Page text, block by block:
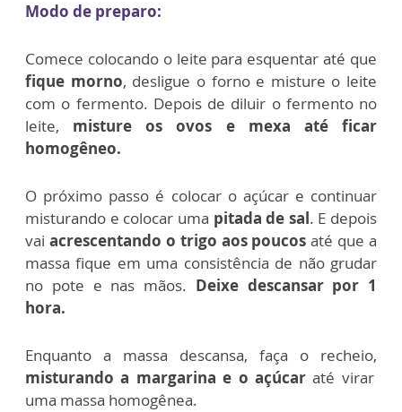
Modo de preparo:
Comece colocando o leite para esquentar até que
fique morno, desligue o forno e misture o leite
com o fermento. Depois de diluir o fermento no
leite, misture os ovos e mexa até ficar
homogêneo.
O próximo passo é colocar o açúcar e continuar
misturando e colocar uma pitada de sal. E depois
vai acrescentando o trigo aos poucosaté que a
massa fique em uma consistência de não grudar
no pote e nas mãos. Deixe descansar por 1
hora.
Enquanto a massa descansa, faça o recheio,
misturando a margarina e o açúcaraté virar
uma massa homogênea.